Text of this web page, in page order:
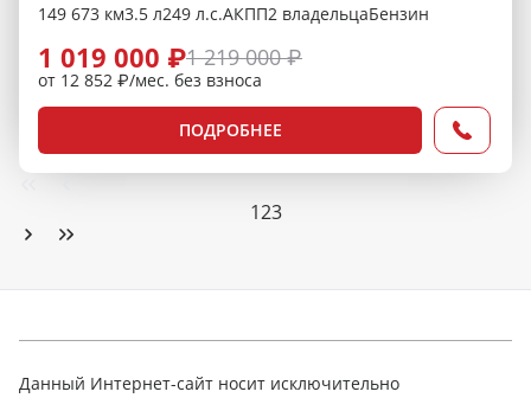
149 673 км3.5 л249 л.с.АКПП2 владельцаБензин
1 019 000 ₽1 219 000 ₽
от 12 852 ₽/мес. без взноса
ПОДРОБНЕЕ
123
Данный Интернет-сайт носит исключительно